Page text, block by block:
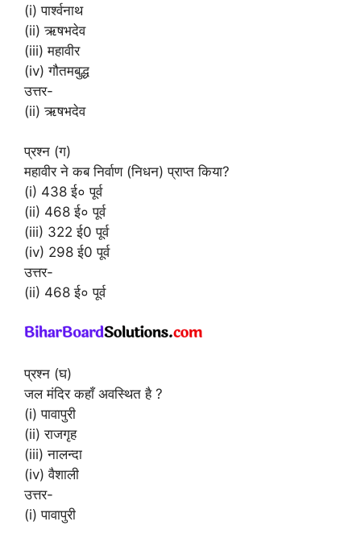
(i) पार्श्वनाथ
(ii) ऋषभदेव
(iii) महावीर
(iv) गौतमबुद्ध
उत्तर-
(ii) ऋषभदेव
प्रश्न (ग)
महावीर ने कब निर्वाण (निधन) प्राप्त किया?
(i) 438 ई० पूर्व
(ii) 468 ई० पूर्व
(iii) 322 ई0 पूर्व
(iv) 298 ई0 पूर्व
उत्तर-
(ii) 468 ई० पूर्व
प्रश्न (घ)
जल मंदिर कहाँ अवस्थित है ?
(i) पावापुरी
(ii) राजगृह
(iii) नालन्दा
(iv) वैशाली
उत्तर-
(i) पावापुरी